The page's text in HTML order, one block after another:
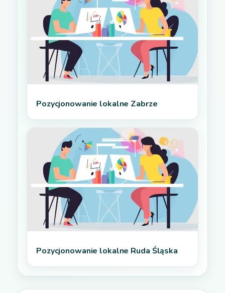
Pozycjonowanie lokalne Zabrze
Pozycjonowanie lokalne Ruda Śląska